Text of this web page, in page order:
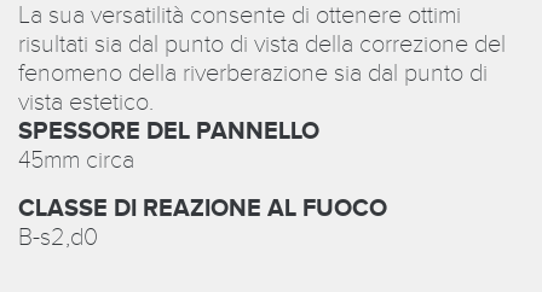
La sua versatilità consente di ottenere ottimi
risultati sia dal punto di vista della correzione del
fenomeno della riverberazione sia dal punto di
vista estetico.
SPESSORE DEL PANNELLO
45mm circa
CLASSE DI REAZIONE AL FUOCO
B-s2,d0